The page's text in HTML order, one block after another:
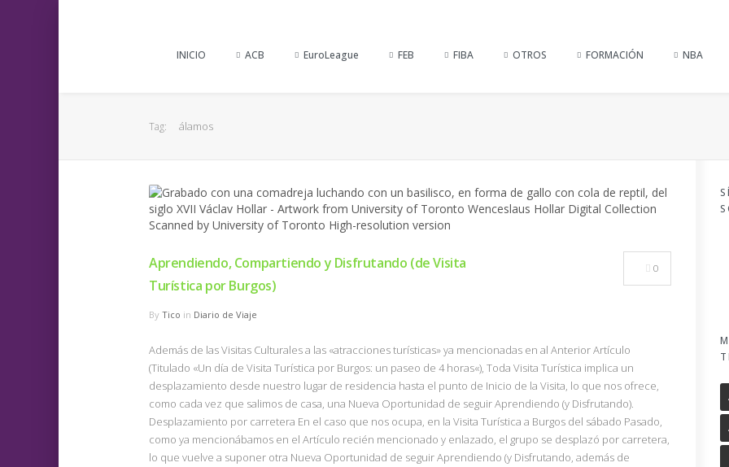
INICIO ACB EuroLeague FEB FIBA OTROS FORMACIÓN NBA
Tag: álamos
Aprendiendo, Compartiendo y Disfrutando (de Visita
Turística por Burgos)
By Tico in Diario de Viaje
0
Además de las Visitas Culturales a las «atracciones turísticas» ya mencionadas en al Anterior Artículo
(Titulado «Un día de Visita Turística por Burgos: un paseo de 4 horas«), Toda Visita Turística implica un
desplazamiento desde nuestro lugar de residencia hasta el punto de Inicio de la Visita, lo que nos ofrece,
como cada vez que salimos de casa, una Nueva Oportunidad de seguir Aprendiendo (y Disfrutando).
Desplazamiento por carretera En el caso que nos ocupa, en la Visita Turística a Burgos del sábado Pasado,
como ya mencionábamos en el Artículo recién mencionado y enlazado, el grupo se desplazó por carretera,
lo que vuelve a suponer otra Nueva Oportunidad de seguir Aprendiendo (y Disfrutando, además de